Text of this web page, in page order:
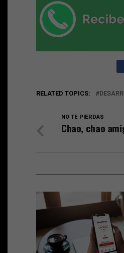
RELATED TOPICS:
NO TE PIERDAS
Chao, chao